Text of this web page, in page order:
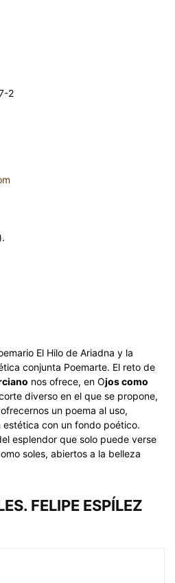
2
El Hilo de Ariadna y la
conjunta Poemarte. El reto de
nos ofrece, en Ojos como
diverso en el que se propone,
un poema al uso,
estética con un fondo poético.
esplendor que solo puede verse
soles, abiertos a la belleza
FELIPE ESPÍLEZ